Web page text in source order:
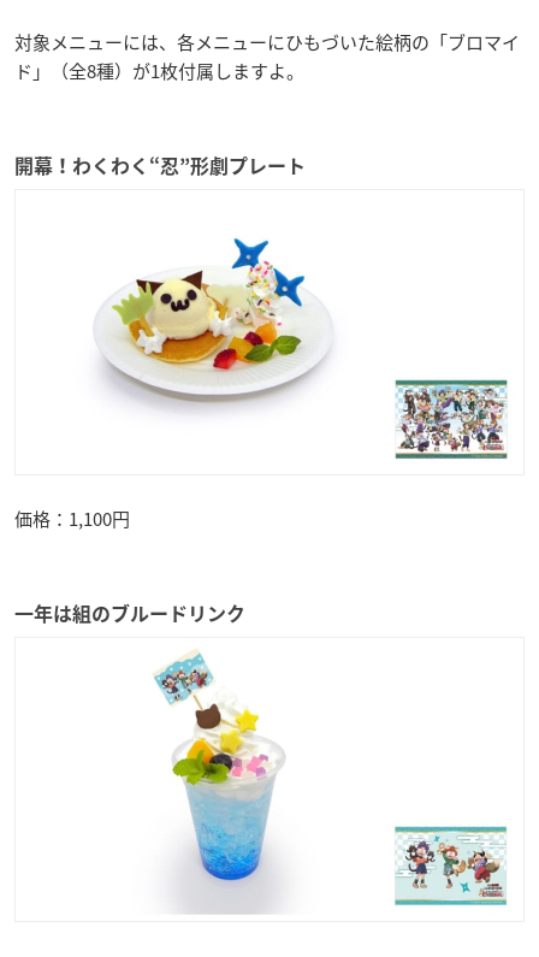
対象メニューには、各メニューにひもづいた絵柄の「ブロマイ
ド」（全8種）が1枚付属しますよ。
開幕！わくわく“忍”形劇プレート
価格：1,100円
一年は組のブルードリンク